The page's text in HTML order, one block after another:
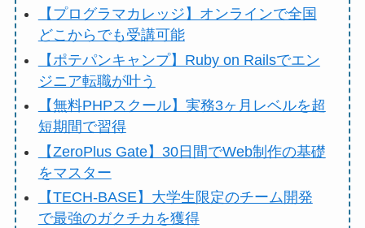
【プログラマカレッジ】オンラインで全国
どこからでも受講可能
【ポテパンキャンプ】Ruby on Railsでエン
ジニア転職が叶う
【無料PHPスクール】実務3ヶ月レベルを超
短期間で習得
【ZeroPlus Gate】30日間でWeb制作の基礎
をマスター
【TECH-BASE】大学生限定のチーム開発
で最強のガクチカを獲得